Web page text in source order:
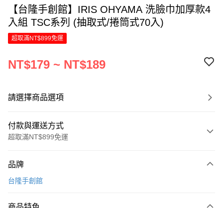
【台隆手創館】IRIS OHYAMA 洗臉巾加厚款4
入組 TSC系列 (抽取式/捲筒式70入)
超取滿NT$899免運
NT$179 ~ NT$189
請選擇商品選項
付款與運送方式
超取滿NT$899免運
信用卡一次付款
品牌
台隆手創館